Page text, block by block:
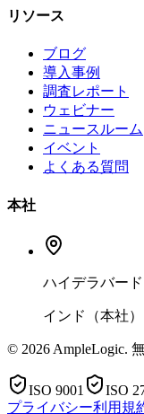
リソース
ブログ
導入事例
調査レポート
ウェビナー
ニュースルーム
イベント
よくある質問
本社
ハイデラバード
インド（本社）
© 2026 AmpleLogic.
ISO 9001 ISO
プライバシー利用規